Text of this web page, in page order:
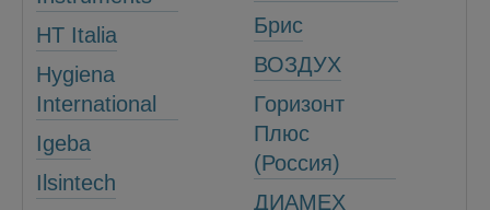
HT Italia
Hygiena
International
Igeba
Ilsintech
Брис
ВОЗДУХ
Горизонт
Плюс
(Россия)
ДИАМЕХ